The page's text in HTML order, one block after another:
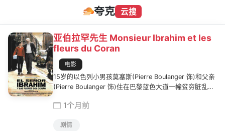
夸克 云搜
亚伯拉罕先生 Monsieur Ibrahim et les
fleurs du Coran
电影
15岁的以色列小男孩莫塞斯(Pierre Boulanger 饰)和父亲
(Pierre Boulanger 饰)住在巴黎蓝色大道一幢贫穷脏乱的
沉迷于书本，还编造出一个并不存在的优秀的哥哥打击莫
莺献出了自己的第一次。莫塞斯去附近的土耳其穆斯林亚
1个月前
剧情